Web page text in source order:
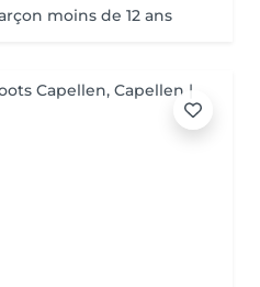
moins de 12 ans